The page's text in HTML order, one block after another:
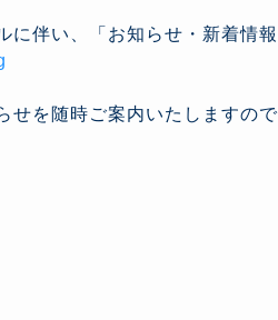
に伴い、「お知らせ・新着情
せを随時ご案内いたしますの